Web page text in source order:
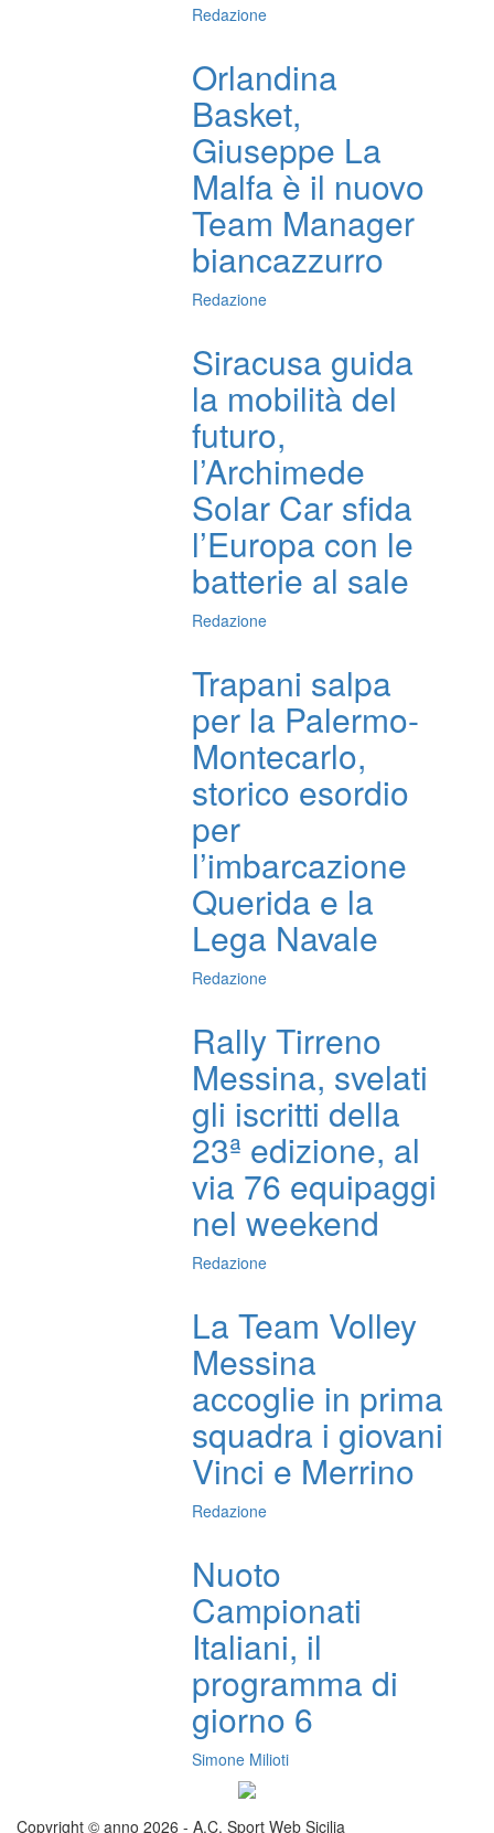
Redazione
Orlandina
Basket,
Giuseppe La
Malfa è il nuovo
Team Manager
biancazzurro
Redazione
Siracusa guida
la mobilità del
futuro,
l’Archimede
Solar Car sfida
l’Europa con le
batterie al sale
Redazione
Trapani salpa
per la Palermo-
Montecarlo,
storico esordio
per
l’imbarcazione
Querida e la
Lega Navale
Redazione
Rally Tirreno
Messina, svelati
gli iscritti della
23ª edizione, al
via 76 equipaggi
nel weekend
Redazione
La Team Volley
Messina
accoglie in prima
squadra i giovani
Vinci e Merrino
Redazione
Nuoto
Campionati
Italiani, il
programma di
giorno 6
Simone Milioti
Copyright © anno 2026 - A.C. Sport Web Sicilia